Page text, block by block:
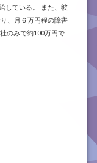
している。 また、彼
、月６万円程の障害
のみで約100万円で